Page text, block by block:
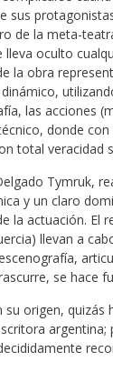
sus
de la meta-
oculto
la obra
las acciones
donde
total veracidad
Tymruk,
y un claro
la actuación. El
llevan a
se hace
su origen,